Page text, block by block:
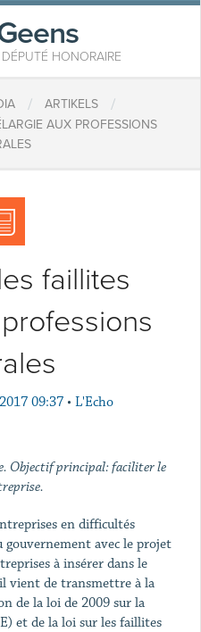
HONORAIRE
/ ARTIKELS /
AUX PROFESSIONS
faillites
09:37 • L'Echo
Objectif principal: faciliter le
en difficultés
avec le projet
à insérer dans le
vient de transmettre à la
de la loi de 2009 sur la
et de la loi sur les faillites